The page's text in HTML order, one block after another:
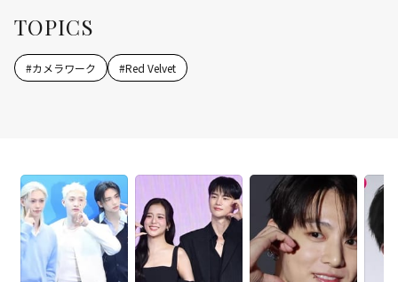
TOPICS
#カメラワーク #Red Velvet